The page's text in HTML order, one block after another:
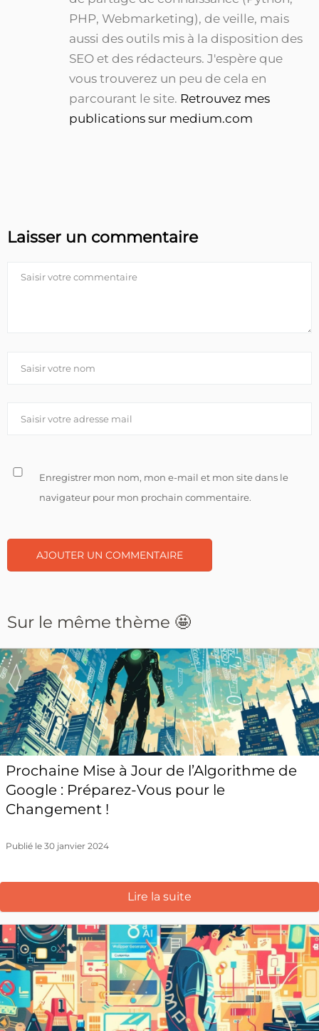
PHP, Webmarketing), de veille, mais
aussi des outils mis à la disposition des
SEO et des rédacteurs. J'espère que
vous trouverez un peu de cela en
parcourant le site. Retrouvez mes
publications sur medium.com
Laisser un commentaire
Enregistrer mon nom, mon e-mail et mon site dans le
navigateur pour mon prochain commentaire.
Sur le même thème 🤩
Prochaine Mise à Jour de l’Algorithme de
Google : Préparez-Vous pour le
Changement !
Publié le 30 janvier 2024
Lire la suite